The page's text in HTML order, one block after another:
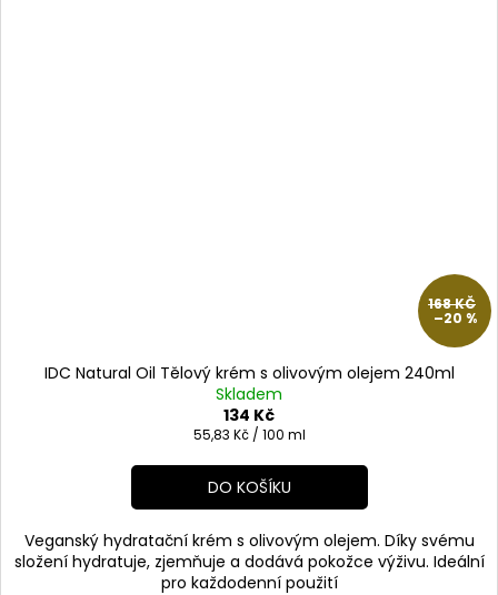
168 KČ
–20 %
IDC Natural Oil Tělový krém s olivovým olejem 240ml
Skladem
134 Kč
Měrná
55,83 Kč / 100 ml
DO KOŠÍKU
Veganský hydratační krém s olivovým olejem. Díky svému
složení hydratuje, zjemňuje a dodává pokožce výživu. Ideální
pro každodenní použití